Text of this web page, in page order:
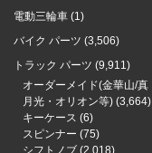
電動三輪車 (1)
バイク パーツ (3,506)
トラック パーツ (9,911)
オーダーメイド(金華山/真
月光・オリオン等) (3,664)
キーケース (6)
スピンナー (75)